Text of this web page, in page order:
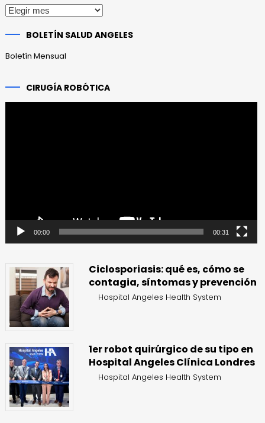
Publicaciones
BOLETÍN SALUD ANGELES
Boletín Mensual
CIRUGÍA ROBÓTICA
00:00 00:31
Ciclosporiasis: qué es, cómo se
contagia, síntomas y prevención
Hospital Angeles Health System
1er robot quirúrgico de su tipo en
Hospital Angeles Clínica Londres
Hospital Angeles Health System